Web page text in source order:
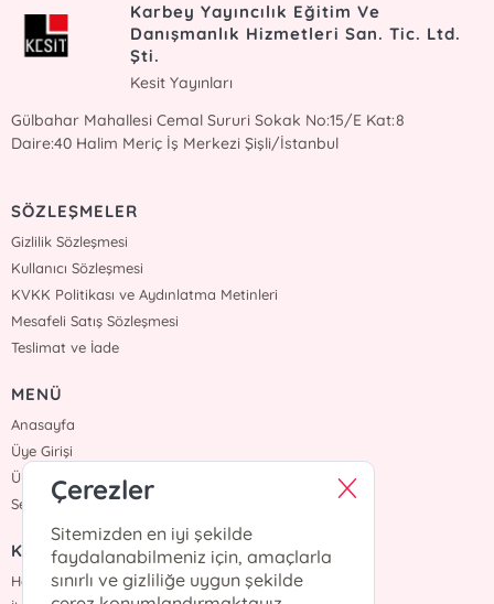
Karbey Yayıncılık Eğitim Ve
Danışmanlık Hizmetleri San. Tic. Ltd.
Şti.
Kesit Yayınları
Gülbahar Mahallesi Cemal Sururi Sokak No:15/E Kat:8
Daire:40 Halim Meriç İş Merkezi Şişli/İstanbul
SÖZLEŞMELER
Gizlilik Sözleşmesi
Kullanıcı Sözleşmesi
KVKK Politikası ve Aydınlatma Metinleri
Mesafeli Satış Sözleşmesi
Teslimat ve İade
MENÜ
Anasayfa
Üye Girişi
Üye Ol
Sepetim
KURUMSAL
Hakkımızda
Çerezler
Sitemizden en iyi şekilde
faydalanabilmeniz için, amaçlarla
sınırlı ve gizliliğe uygun şekilde